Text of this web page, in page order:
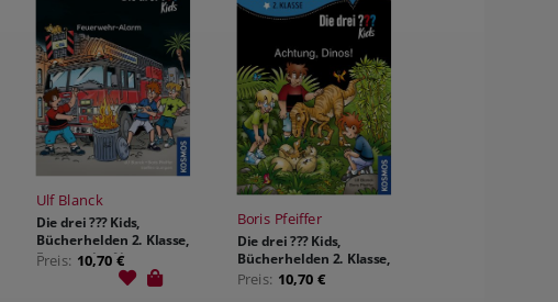
Ulf Blanck
Die drei ??? Kids,
Bücherhelden 2. Klasse,
Feuerwehr-Alarm
Preis: 10,70 €
Boris Pfeiffer
Die drei ??? Kids,
Bücherhelden 2. Klasse,
Achtung, Dinos!; .
Preis: 10,70 €